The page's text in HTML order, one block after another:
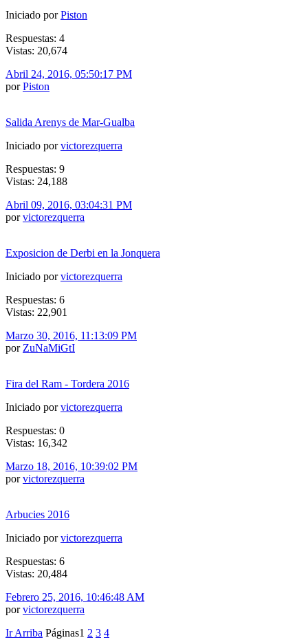
Iniciado porPiston
Respuestas: 4
Vistas: 20,674
Abril 24, 2016, 05:50:17 PM
porPiston
Salida Arenys de Mar-Gualba
Iniciado porvictorezquerra
Respuestas: 9
Vistas: 24,188
Abril 09, 2016, 03:04:31 PM
porvictorezquerra
Exposicion de Derbi en la Jonquera
Iniciado porvictorezquerra
Respuestas: 6
Vistas: 22,901
Marzo 30, 2016, 11:13:09 PM
por ZuNaMiGtI
Fira del Ram - Tordera 2016
Iniciado porvictorezquerra
Respuestas: 0
Vistas: 16,342
Marzo 18, 2016, 10:39:02 PM
porvictorezquerra
Arbucies 2016
Iniciado porvictorezquerra
Respuestas: 6
Vistas: 20,484
Febrero 25, 2016, 10:46:48 AM
porvictorezquerra
Ir Arriba Páginas1 2 3 4